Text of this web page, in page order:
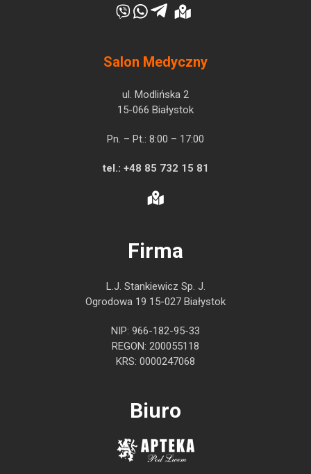
Salon Medyczny
ul. Modlińska 2
15-066 Białystok
Pn. – Pt.: 8:00 – 17:00
tel.: +48 85 732 15 81
Firma
L.J. Stankiewicz Sp. J.
Ogrodowa 19 15-027 Białystok
NIP: 966-182-95-33
REGON: 200055118
KRS: 0000247068
Biuro